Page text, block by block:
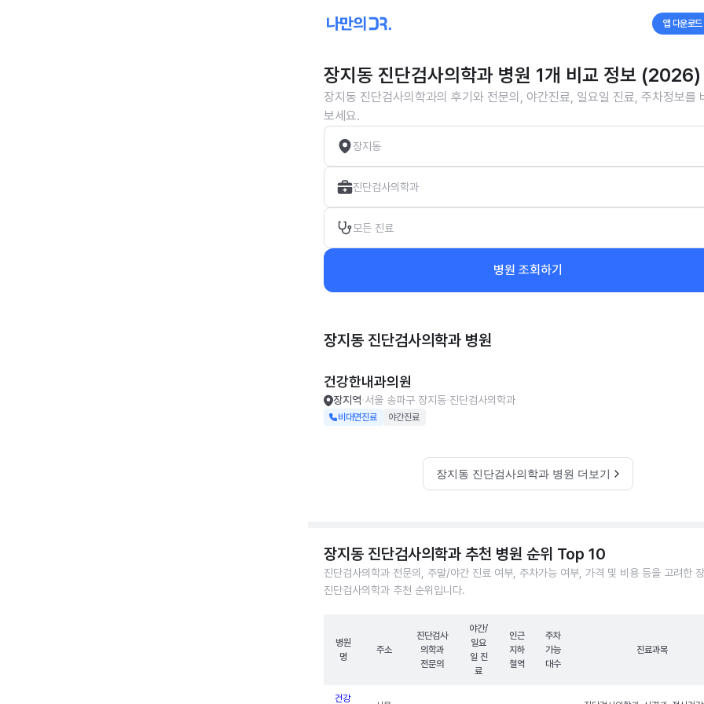
앱 다운로드
장지동 진단검사의학과 병원 1개 비교 정보 (2026)
장지동 진단검사의학과의 후기와 전문의, 야간진료, 일요일 진료, 주차정보를
보세요.
장지동
진단검사의학과
모든 진료
병원 조회하기
장지동 진단검사의학과 병원
건강한내과의원
장지역 서울 송파구 장지동 진단검사의학과
비대면진료 야간진료
장지동 진단검사의학과 병원 더보기
장지동 진단검사의학과 추천 병원 순위 Top 10
진단검사의학과 전문의, 주말/야간 진료 여부, 주차가능 여부, 가격 및 비용 등을 고려한
진단검사의학과 추천 순위입니다.
병원
명
주소
진단검사
의학과
전문의
야간/
일요
일 진
료
인근
지하
철역
주차
가능
대수
진료과목
건강